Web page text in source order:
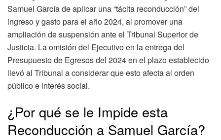
Samuel García de aplicar una “tácita reconducción” del
ingreso y gasto para el año 2024, al promover una
ampliación de suspensión ante el Tribunal Superior de
Justicia. La omisión del Ejecutivo en la entrega del
Presupuesto de Egresos del 2024 en el plazo establecido
llevó al Tribunal a considerar que esto afecta al orden
público e interés social.
¿Por qué se le Impide esta
Reconducción a Samuel García?